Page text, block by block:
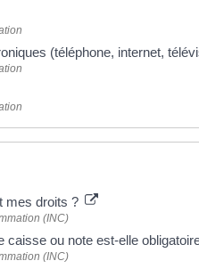
(téléphone, internet,
mes droits ?
(INC)
caisse ou note est-elle
(INC)